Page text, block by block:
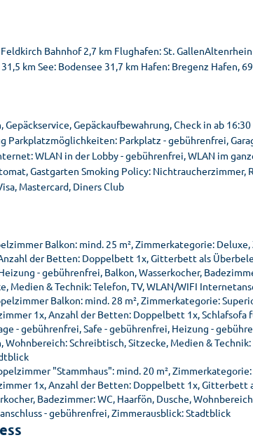
Bahnhof 2,7 km Flughafen: St.
km See: Bodensee 31,7 km Hafen: Bregenz Hafen,
Gepäckaufbewahrung, Check in ab
Parkplatzmöglichkeiten: Parkplatz - gebührenfrei,
WLAN in der Lobby - gebührenfrei, WLAN im
Gastgarten Smoking Policy:
Mastercard, Diners Club
Balkon: mind. 25 m², Zimmerkategorie:
der Betten: Doppelbett 1x, Gitterbett als
- gebührenfrei, Balkon, Wasserkocher,
Medien & Technik: Telefon, TV, WLAN/WIFI
Balkon: mind. 28 m², Zimmerkategorie:
1x, Anzahl der Betten: Doppelbett 1x,
- gebührenfrei, Safe - gebührenfrei, Heizung -
Wohnbereich: Schreibtisch, Sitzecke, Medien &
"Stammhaus": mind. 20 m²,
1x, Anzahl der Betten: Doppelbett 1x, Gitterbett
Badezimmer: WC, Haarfön, Dusche,
- gebührenfrei, Zimmerausblick: Stadtblick